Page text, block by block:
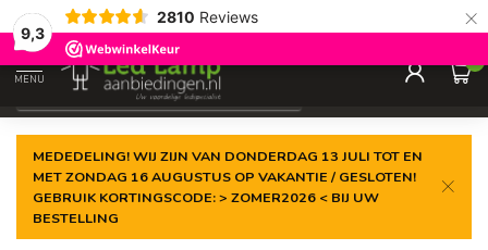
9,3
2810 Reviews ×
Gegarandeerde delaagste prijs
MENU
0
MEDEDELING! WIJ ZIJN VAN DONDERDAG 13 JULI TOT EN
MET ZONDAG 16 AUGUSTUS OP VAKANTIE / GESLOTEN!
GEBRUIK KORTINGSCODE: > ZOMER2026 < BIJ UW
BESTELLING